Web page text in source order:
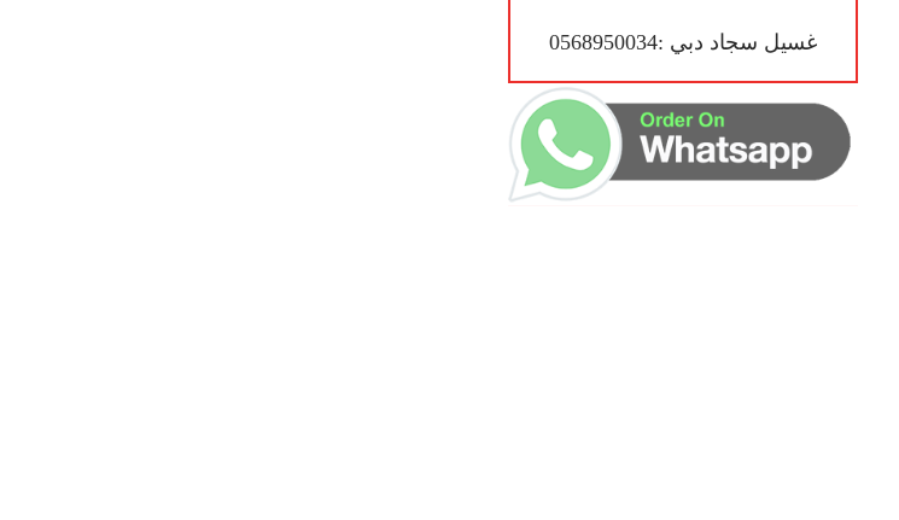
غسيل سجاد دبي :0568950034